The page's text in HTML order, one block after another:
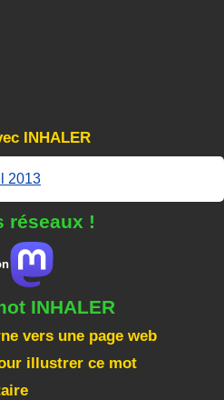
INHALER
2013
réseaux !
INHALER
vers une page web
illustrer ce mot